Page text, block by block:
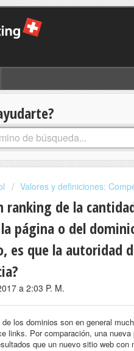
Valores y definiciones:
ranking de la
página o del
es que la autoridad
a 2:03 P. M.
los dominios son en general
links. Por comparación, una
que un nuevo sitio web con